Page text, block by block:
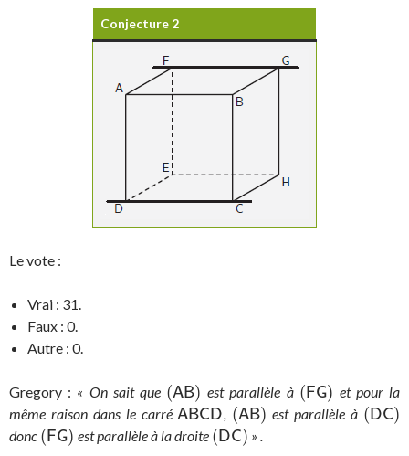
Conjecture 2
Le vote :
Vrai : 31.
Faux : 0.
Autre : 0.
Gregory : « On sait que (AB)
(AB) est parallèle à (FG)
(FG)
et pour la
même raison dans le carré ABCD
ABCD , (AB)
(AB) est parallèle à (DC)
(DC)
donc (FG)
( FG) est parallèle à la droite (DC)
(DC) » .